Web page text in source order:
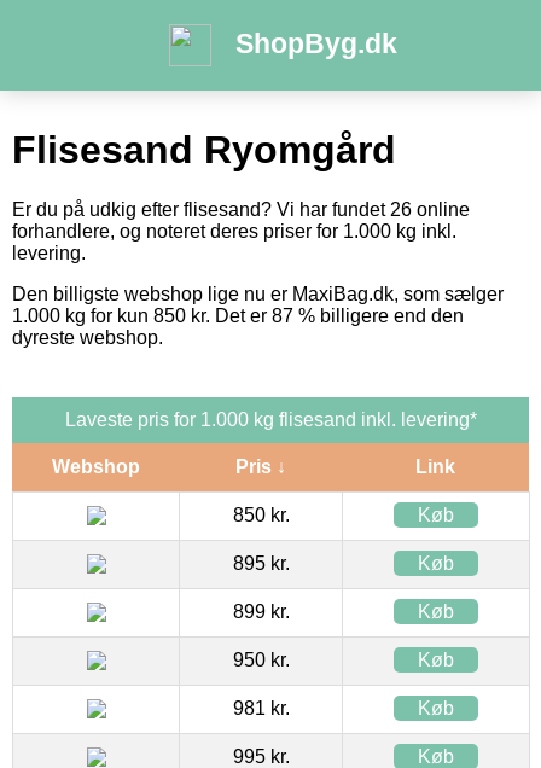
ShopByg.dk
Flisesand Ryomgård
Er du på udkig efter flisesand? Vi har fundet 26 online
forhandlere, og noteret deres priser for 1.000 kg inkl.
levering.
Den billigste webshop lige nu er MaxiBag.dk, som sælger
1.000 kg for kun 850 kr. Det er 87 % billigere end den
dyreste webshop.
Laveste pris for 1.000 kg flisesand inkl. levering*
Webshop Pris ↓ Link
850 kr. Køb
895 kr. Køb
899 kr. Køb
950 kr. Køb
981 kr. Køb
995 kr. Køb